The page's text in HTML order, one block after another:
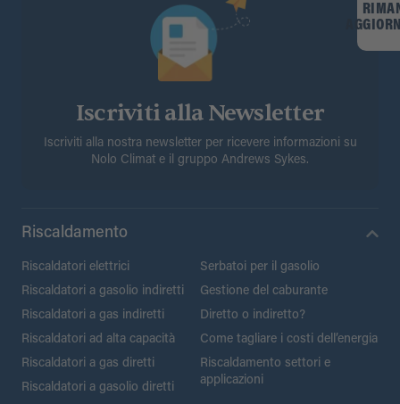
Iscriviti alla Newsletter
Iscriviti alla nostra newsletter per ricevere informazioni su
Nolo Climat e il gruppo Andrews Sykes.
Riscaldamento
Riscaldatori elettrici
Riscaldatori a gasolio indiretti
Riscaldatori a gas indiretti
Riscaldatori ad alta capacità
Riscaldatori a gas diretti
Riscaldatori a gasolio diretti
Serbatoi per il gasolio
Gestione del caburante
Diretto o indiretto?
Come tagliare i costi dell’energia
Riscaldamento settori e
applicazioni